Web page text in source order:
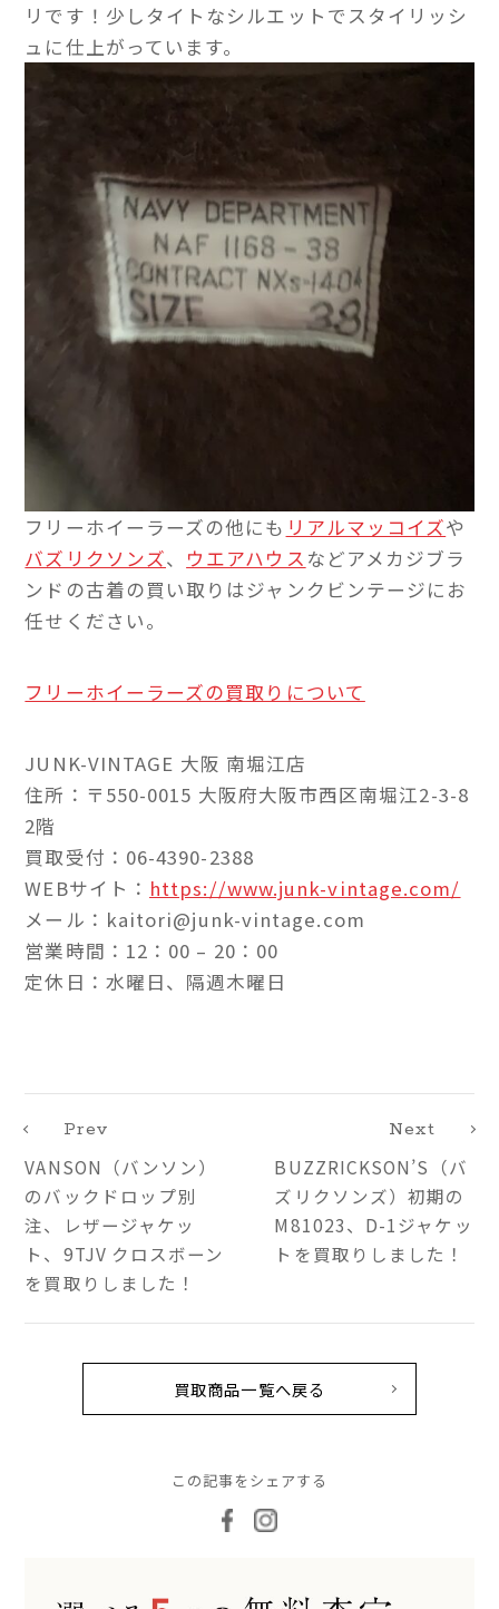
リです！少しタイトなシルエットでスタイリッシ
ュに仕上がっています。
フリーホイーラーズの他にも リアルマッコイズや
バズリクソンズ、 ウエアハウス などアメカジブラ
ンドの古着の買い取りはジャンクビンテージにお
任せください。
フリーホイーラーズの買取りについて
JUNK-VINTAGE 大阪 南堀江店
住所：〒550-0015 大阪府大阪市西区南堀江2-3-8
2階
買取受付：06-4390-2388
WEBサイト： https://www.junk-vintage.com/
メール：kaitori@junk-vintage.com
営業時間：12：00 – 20：00
定休日：水曜日、隔週木曜日
Prev
VANSON（バンソン）
のバックドロップ別
注、レザージャケッ
ト、9TJV クロスボーン
を買取りしました！
Next
BUZZRICKSON’S（バ
ズリクソンズ）初期の
M81023、D-1ジャケッ
トを買取りしました！
買取商品一覧へ戻る
この記事をシェアする